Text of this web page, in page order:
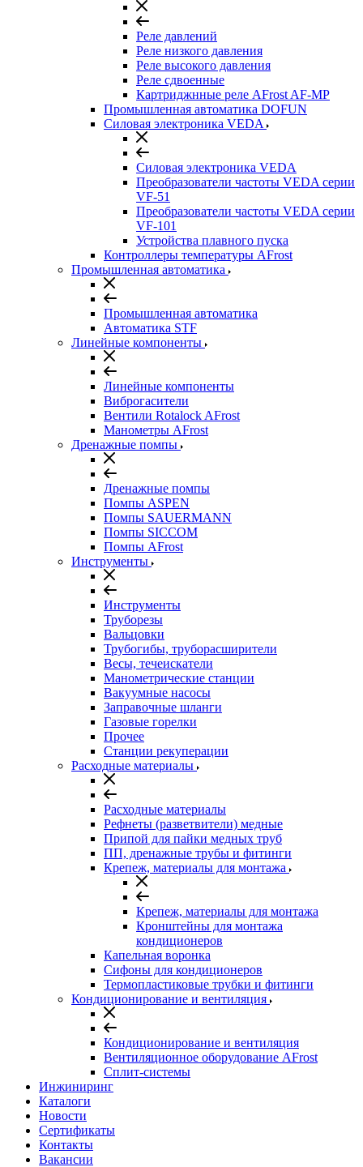
Реле давлений
Реле низкого давления
Реле высокого давления
Реле сдвоенные
Картриджнные реле AFrost AF-MP
Промышленная автоматика DOFUN
Силовая электроника VEDA
Силовая электроника VEDA
Преобразователи частоты VEDA серии
VF-51
Преобразователи частоты VEDA серии
VF-101
Устройства плавного пуска
Контроллеры температуры AFrost
Промышленная автоматика
Промышленная автоматика
Автоматика STF
Линейные компоненты
Линейные компоненты
Виброгасители
Вентили Rotalock AFrost
Манометры AFrost
Дренажные помпы
Дренажные помпы
Помпы ASPEN
Помпы SAUERMANN
Помпы SICCOM
Помпы AFrost
Инструменты
Инструменты
Труборезы
Вальцовки
Трубогибы, труборасширители
Весы, течеискатели
Манометрические станции
Вакуумные насосы
Заправочные шланги
Газовые горелки
Прочее
Станции рекуперации
Расходные материалы
Расходные материалы
Рефнеты (разветвители) медные
Припой для пайки медных труб
ПП, дренажные трубы и фитинги
Крепеж, материалы для монтажа
Крепеж, материалы для монтажа
Кронштейны для монтажа
кондиционеров
Капельная воронка
Сифоны для кондиционеров
Термопластиковые трубки и фитинги
Кондиционирование и вентиляция
Кондиционирование и вентиляция
Вентиляционное оборудование AFrost
Сплит-системы
Инжиниринг
Каталоги
Новости
Сертификаты
Контакты
Вакансии